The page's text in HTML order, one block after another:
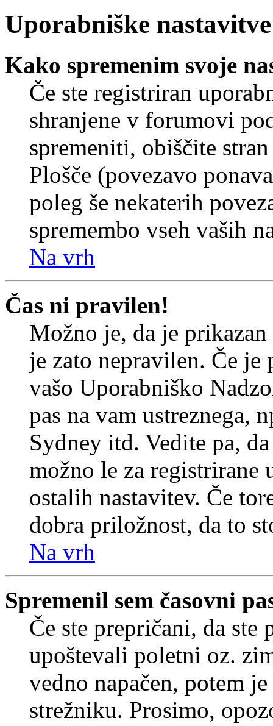
Uporabniške nastavitve
Kako spremenim svoje
Če ste registriran
shranjene v forumovi
spremeniti, obiščite
Plošče (povezavo
poleg še nekaterih
spremembo vseh vaših
Na vrh
Čas ni pravilen!
Možno je, da je prikazan
je zato nepravilen. Če
vašo Uporabniško
pas na vam ustreznega,
Sydney itd. Vedite pa,
možno le za registrirane
ostalih nastavitev. Če
dobra priložnost, da to
Na vrh
Spremenil sem časovni
Če ste prepričani, da
upoštevali poletni oz.
vedno napačen, potem
strežniku. Prosimo,